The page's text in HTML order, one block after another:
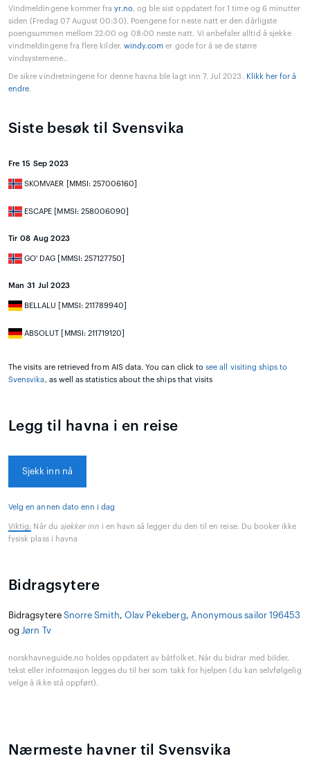
Vindmeldingene kommer frayr.no, og ble sist oppdatert for 1 time og 6 minutter
siden (Fredag 07 August 00:30). Poengene for neste natt er den dårligste
poengsummen mellom 22:00 og 08:00 neste natt. Vi anbefaler alltid å sjekke
vindmeldingene fra flere kilder. windy.com er gode for å se de større
vindsystemene..
De sikre vindretningene for denne havna ble lagt inn 7. Jul 2023. Klikk her for å
endre.
Siste besøk til Svensvika
Fre 15 Sep 2023
SKOMVAER [MMSI: 257006160]
ESCAPE [MMSI: 258006090]
Tir 08 Aug 2023
GO' DAG [MMSI: 257127750]
Man 31 Jul 2023
BELLALU [MMSI: 211789940]
ABSOLUT [MMSI: 211719120]
The visits are retrieved from AIS data. You can click tosee all visiting ships to
Svensvika , as well as statistics about the ships that visits
Legg til havna i en reise
Sjekk inn nå
Velg en annen dato enn i dag
Viktig: Når du sjekker inn i en havn så legger du den til en reise. Du booker ikke
fysisk plass i havna
Bidragsytere
Bidragsytere Snorre Smith, Olav Pekeberg, Anonymous sailor 196453
og Jørn Tv
norskhavneguide.no holdes oppdatert av båtfolket. Når du bidrar med bilder,
tekst eller informasjon legges du til her som takk for hjelpen (du kan selvfølgelig
velge å ikke stå oppført).
Nærmeste havner til Svensvika